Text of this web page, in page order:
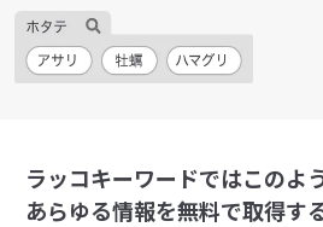
ラッコキーワードではこのよ
あらゆる情報を無料で取得す